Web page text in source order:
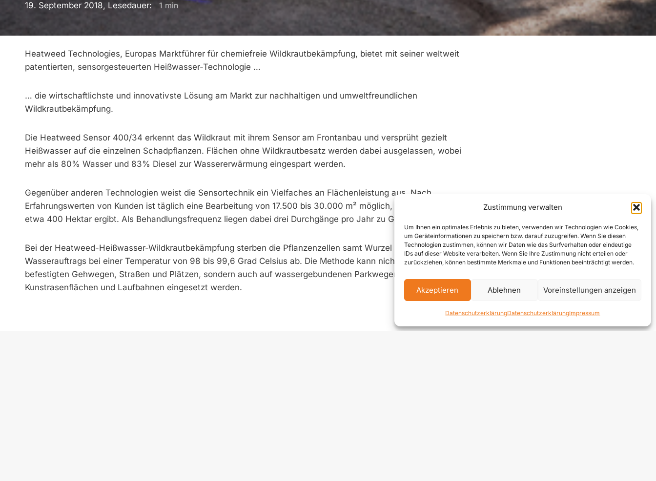
Zustimmung verwalten
Um Ihnen ein optimales Erlebnis zu bieten, verwenden wir Technologien wie Cookies,
um Geräteinformationen zu speichern bzw. darauf zuzugreifen. Wenn Sie diesen
Technologien zustimmen, können wir Daten wie das Surfverhalten oder eindeutige
IDs auf dieser Website verarbeiten. Wenn Sie Ihre Zustimmung nicht erteilen oder
zurückziehen, können bestimmte Merkmale und Funktionen beeinträchtigt werden.
Akzeptieren Ablehnen Voreinstellungen anzeigen
DatenschutzerklärungDatenschutzerklärungImpressum
19. September 2018, Lesedauer: 1 min
Heatweed Technologies, Europas Marktführer für chemiefreie Wildkrautbekämpfung, bietet mit seiner weltweit
patentierten, sensorgesteuerten Heißwasser-Technologie …
… die wirtschaftlichste und innovativste Lösung am Markt zur nachhaltigen und umweltfreundlichen
Wildkrautbekämpfung.
Die Heatweed Sensor 400/34 erkennt das Wildkraut mit ihrem Sensor am Frontanbau und versprüht gezielt
Heißwasser auf die einzelnen Schadpflanzen. Flächen ohne Wildkrautbesatz werden dabei ausgelassen, wobei
mehr als 80% Wasser und 83% Diesel zur Wassererwärmung eingespart werden.
Gegenüber anderen Technologien weist die Sensortechnik ein Vielfaches an Flächenleistung aus. Nach
Erfahrungswerten von Kunden ist täglich eine Bearbeitung von 17.500 bis 30.000 m² möglich, was pro Saison
etwa 400 Hektar ergibt. Als Behandlungsfrequenz liegen dabei drei Durchgänge pro Jahr zu Grunde.
Bei der Heatweed-Heißwasser-Wildkrautbekämpfung sterben die Pflanzenzellen samt Wurzel aufgrund des
Wasserauftrags bei einer Temperatur von 98 bis 99,6 Grad Celsius ab. Die Methode kann nicht nur auf
befestigten Gehwegen, Straßen und Plätzen, sondern auch auf wassergebundenen Parkwegen sowie
Kunstrasenflächen und Laufbahnen eingesetzt werden.